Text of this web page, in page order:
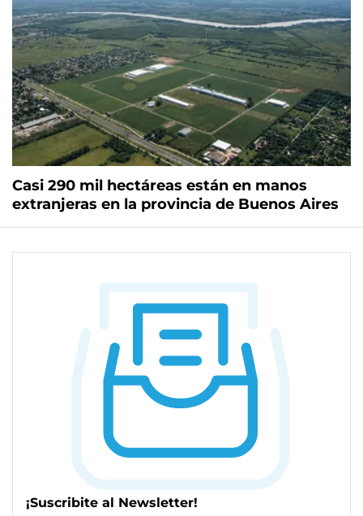
Casi 290 mil hectáreas están en manos
extranjeras en la provincia de Buenos Aires
¡Suscribite al Newsletter!